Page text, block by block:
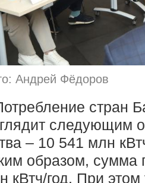
Андрей Фёдоров
стран
следующим
– 10 541 млн
образом, сумма
кВтч/год. При